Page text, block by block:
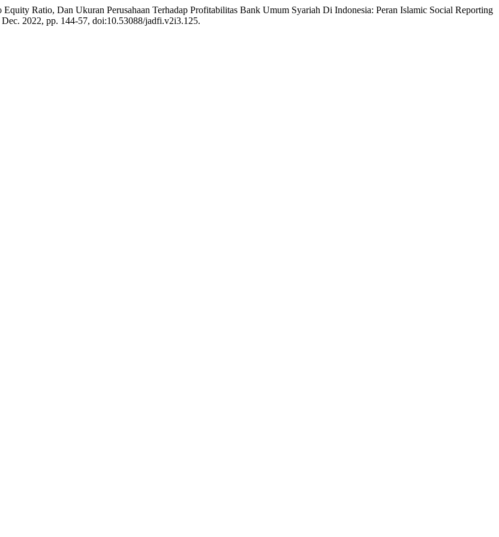
Ratio, Dan Ukuran Perusahaan Terhadap Profitabilitas Bank Umum Syariah Di Indonesia: Peran Islamic Social Reporting
2022, pp. 144-57, doi:10.53088/jadfi.v2i3.125.